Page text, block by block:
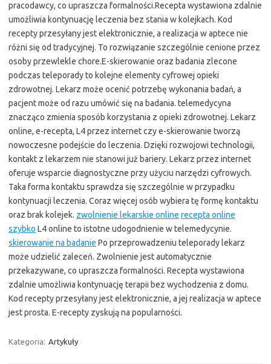
pracodawcy, co upraszcza formalności.Recepta wystawiona zdalnie
umożliwia kontynuację leczenia bez stania w kolejkach. Kod
recepty przesyłany jest elektronicznie, a realizacja w aptece nie
różni się od tradycyjnej. To rozwiązanie szczególnie cenione przez
osoby przewlekle chore.E-skierowanie oraz badania zlecone
podczas teleporady to kolejne elementy cyfrowej opieki
zdrowotnej. Lekarz może ocenić potrzebę wykonania badań, a
pacjent może od razu umówić się na badania. telemedycyna
znacząco zmienia sposób korzystania z opieki zdrowotnej. Lekarz
online, e-recepta, L4 przez internet czy e-skierowanie tworzą
nowoczesne podejście do leczenia. Dzięki rozwojowi technologii,
kontakt z lekarzem nie stanowi już bariery. Lekarz przez internet
oferuje wsparcie diagnostyczne przy użyciu narzędzi cyfrowych.
Taka forma kontaktu sprawdza się szczególnie w przypadku
kontynuacji leczenia. Coraz więcej osób wybiera tę formę kontaktu
oraz brak kolejek. zwolnienie lekarskie online recepta online
szybko L4 online to istotne udogodnienie w telemedycynie.
skierowanie na badanie Po przeprowadzeniu teleporady lekarz
może udzielić zaleceń. Zwolnienie jest automatycznie
przekazywane, co upraszcza formalności. Recepta wystawiona
zdalnie umożliwia kontynuację terapii bez wychodzenia z domu.
Kod recepty przesyłany jest elektronicznie, a jej realizacja w aptece
jest prosta. E-recepty zyskują na popularności.
Kategoria: Artykuły